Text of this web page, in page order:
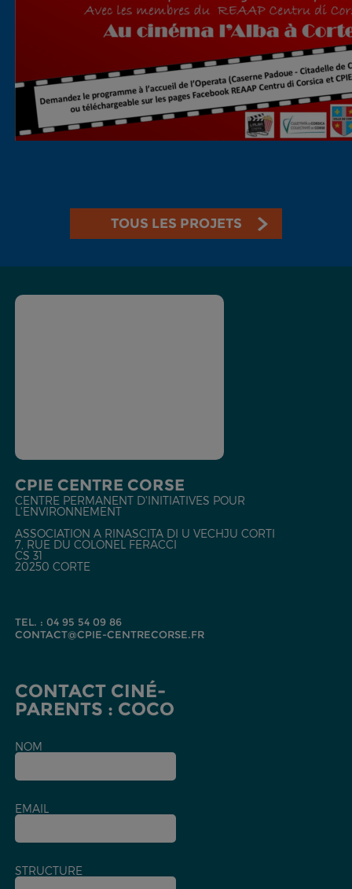
TOUS LES PROJETS
CPIE CENTRE CORSE
CENTRE PERMANENT D'INITIATIVES POUR
L'ENVIRONNEMENT
ASSOCIATION A RINASCITA DI U VECHJU CORTI
7, RUE DU COLONEL FERACCI
CS 31
20250 CORTE
TEL. : 04 95 54 09 86
CONTACT@CPIE-CENTRECORSE.FR
CONTACT CINÉ-
PARENTS : COCO
NOM
EMAIL
STRUCTURE